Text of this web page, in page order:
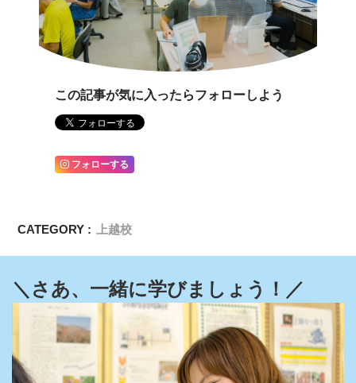
この記事が気に入ったらフォローしよう
フォローする
CATEGORY : 上越校
＼さあ、一緒に学びましょう！／